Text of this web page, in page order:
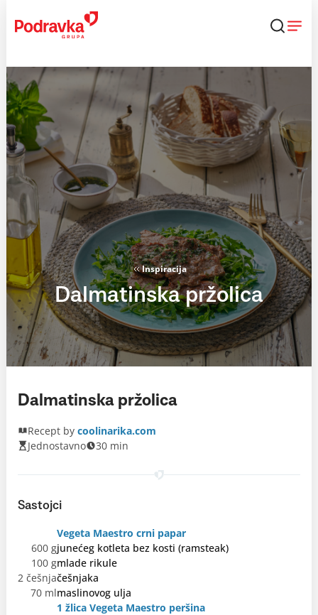
content
Inspiracija
Dalmatinska pržolica
Dalmatinska pržolica
Recept by coolinarika.com
Jednostavno
30 min
Sastojci
Vegeta Maestro crni papar
600 gjunećeg kotleta bez kosti (ramsteak)
100 gmlade rikule
2 češnjačešnjaka
70 mlmaslinovog ulja
1 žlica Vegeta Maestro peršina